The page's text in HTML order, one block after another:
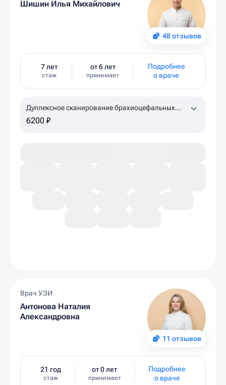
48 отзывов
Шишин Илья Михайлович
7 лет
стаж
от 6 лет
принимает
Подробнее
о враче
Дуплексное сканирование брахиоцефальных
артерий, лучевых артерий с проведением
6200 ₽
11 отзывов
Врач УЗИ
Антонова Наталия
Александровна
21 год
стаж
от 0 лет
принимает
Подробнее
о враче